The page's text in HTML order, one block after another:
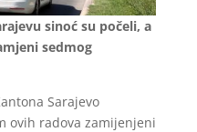
sinoć su počeli, a
sedmog
Sarajevo
ovih radova zamijenjeni